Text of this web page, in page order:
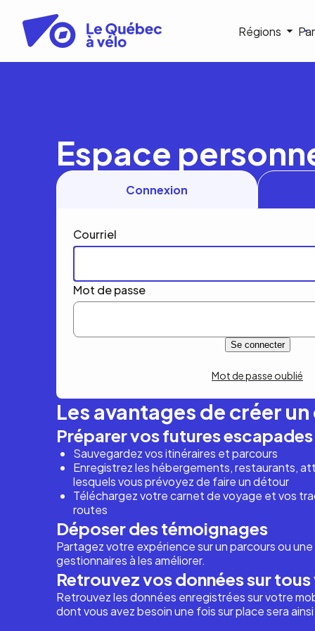
contenu
principal
Régions
Espace
Connexion
Courriel
Mot de passe
Mot de passe oublié
Les avantages de créer
Préparer vos futures escapades
Sauvegardez vos itinéraires et parcours
Enregistrez les hébergements, restaurants,
lesquels vous prévoyez de faire un détour
Téléchargez votre carnet de voyage et vos
routes
Déposer des témoignages
Partagez votre expérience sur un parcours ou
gestionnaires à les améliorer.
Retrouvez vos données sur
Retrouvez les données enregistrées sur votre
dont vous avez besoin une fois sur place sera